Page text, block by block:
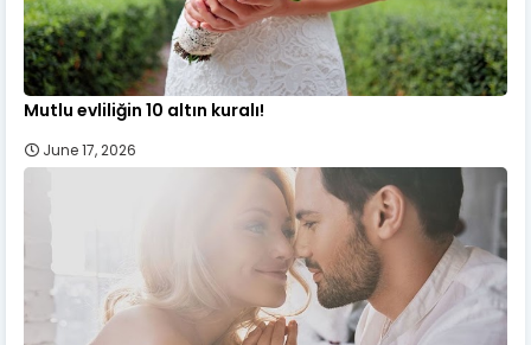
Mutlu evliliğin 10 altın kuralı!
June 17, 2026